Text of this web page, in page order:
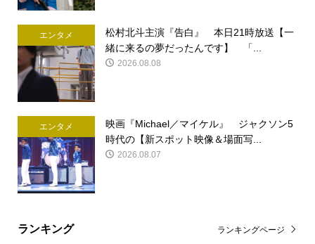
エンタメ
松村北斗主演『告白』 本日21時放送【一
緒に来るの夢だったんです】 「...
2026.08.08
エンタメ
映画『Michael／マイケル』 ジャクソン5
時代の【新スポット映像＆場面写...
2026.08.07
ランキング ランキングページ